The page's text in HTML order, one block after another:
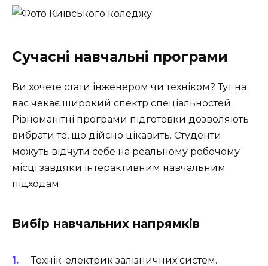
Сучасні навчальні програми
Ви хочете стати інженером чи техніком? Тут на
вас чекає широкий спектр спеціальностей.
Різноманітні програми підготовки дозволяють
вибрати те, що дійсно цікавить. Студенти
можуть відчути себе на реальному робочому
місці завдяки інтерактивним навчальним
підходам.
Вибір навчальних напрямків
Технік-електрик залізничних систем.